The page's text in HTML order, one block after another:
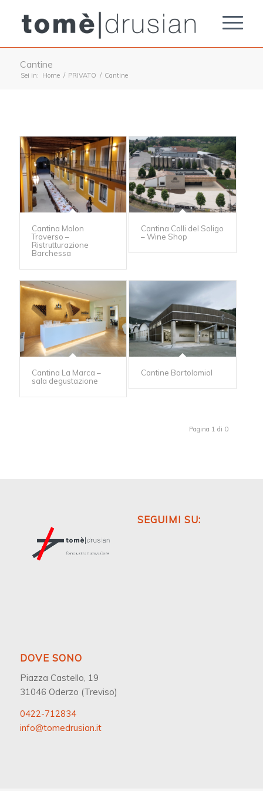
Cantine
Sei in: Home / PRIVATO / Cantine
Cantina Molon
Traverso –
Ristrutturazione
Barchessa
Cantina Colli del Soligo
– Wine Shop
Cantina La Marca –
sala degustazione
Cantine Bortolomiol
Pagina 1 di 0
SEGUIMI SU:
DOVE SONO
Piazza Castello, 19
31046 Oderzo (Treviso)
0422-712834
info@tomedrusian.it